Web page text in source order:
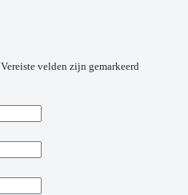
Vereiste velden zijn gemarkeerd